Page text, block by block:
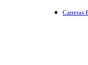
Carreras